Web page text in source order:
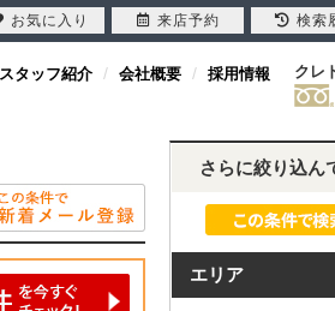
スタッフ紹介 会社概要 採用情報 クレ
さらに絞り込ん
エリア
お気に入り 来店予約 検索